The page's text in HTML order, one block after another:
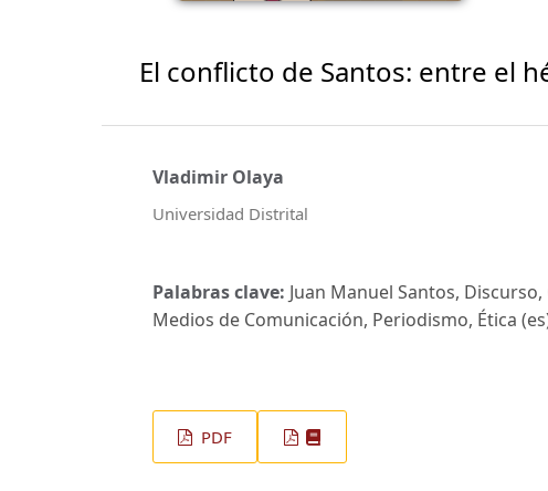
El conflicto de Santos: entre el
Vladimir Olaya
Universidad Distrital
Palabras clave: Juan Manuel Santos,
Medios de Comunicación, Periodismo, Ética
PDF